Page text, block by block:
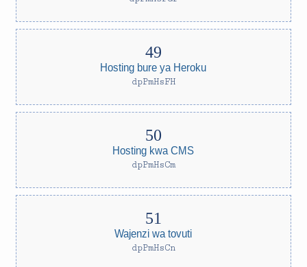
Hosting bure ya Heroku
dpPmHsFH
Hosting kwa CMS
dpPmHsCm
Wajenzi wa tovuti
dpPmHsCn